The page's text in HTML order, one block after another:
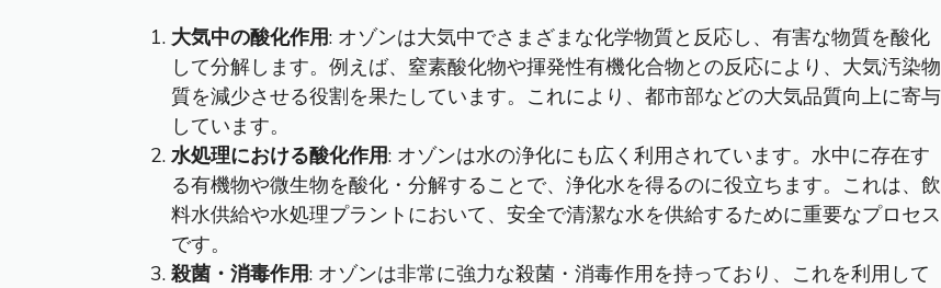
大気中の酸化作用: オゾンは大気中でさまざまな化学物質と反応し、有害な物質を酸化
して分解します。例えば、窒素酸化物や揮発性有機化合物との反応により、大気汚染物
質を減少させる役割を果たしています。これにより、都市部などの大気品質向上に寄与
しています。
水処理における酸化作用: オゾンは水の浄化にも広く利用されています。水中に存在す
る有機物や微生物を酸化・分解することで、浄化水を得るのに役立ちます。これは、飲
料水供給や水処理プラントにおいて、安全で清潔な水を供給するために重要なプロセス
です。
殺菌・消毒作用: オゾンは非常に強力な殺菌・消毒作用を持っており、これを利用して